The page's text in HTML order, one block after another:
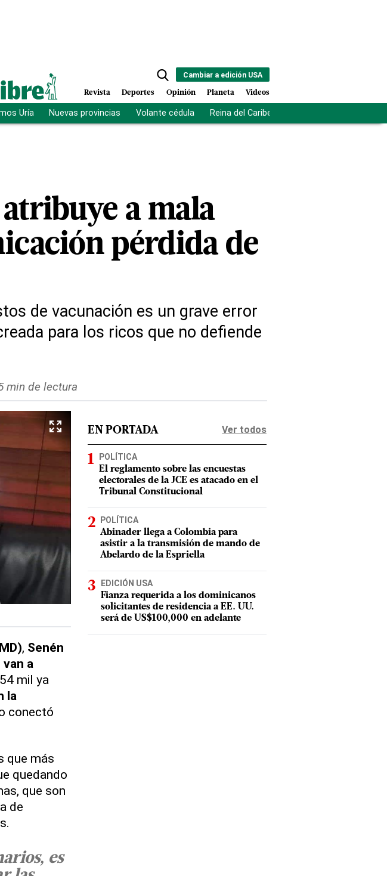
Cambiar a edición USA
Revista Deportes Opinión Planeta Videos
Uría Nuevas provincias Volante cédula Reina del Caribe
a mala
pérdida de
de vacunación es un grave error
para los ricos que no defiende
min de lectura
, Senén
a
mil ya
la
conectó
que más
quedando
que son
de
es
EN PORTADA Ver todos
POLÍTICA
El reglamento sobre las encuestas
electorales de la JCE es atacado en el
Tribunal Constitucional
POLÍTICA
Abinader llega a Colombia para
asistir a la transmisión de mando de
Abelardo de la Espriella
EDICIÓN USA
Fianza requerida a los dominicanos
solicitantes de residencia a EE. UU.
será de US$100,000 en adelante